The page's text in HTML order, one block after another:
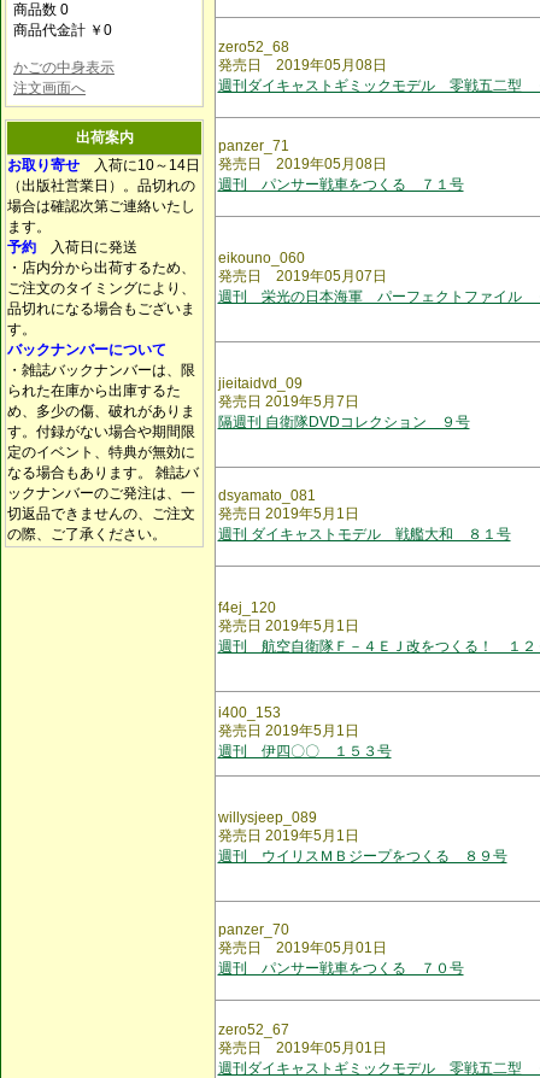
商品数 0
商品代金計 ￥0
かごの中身表示
注文画面へ
出荷案内
お取り寄せ 入荷に10～14日
（出版社営業日）。品切れの
場合は確認次第ご連絡いたし
ます。
予約 入荷日に発送
・店内分から出荷するため、
ご注文のタイミングにより、
品切れになる場合もございま
す。
バックナンバーについて
・雑誌バックナンバーは、限
られた在庫から出庫するた
め、多少の傷、破れがありま
す。付録がない場合や期間限
定のイベント、特典が無効に
なる場合もあります。 雑誌バ
ックナンバーのご発注は、一
切返品できませんの、ご注文
の際、ご了承ください。
zero52_68
発売日 2019年05月08日
週刊ダイキャストギミックモデル 零戦五二型
panzer_71
発売日 2019年05月08日
週刊 パンサー戦車をつくる ７１号
eikouno_060
発売日 2019年05月07日
週刊 栄光の日本海軍 パーフェクトファイル
jieitaidvd_09
発売日 2019年5月7日
隔週刊 自衛隊DVDコレクション ９号
dsyamato_081
発売日 2019年5月1日
週刊 ダイキャストモデル 戦艦大和 ８１号
f4ej_120
発売日 2019年5月1日
週刊 航空自衛隊Ｆ－４ＥＪ改をつくる！ １２
i400_153
発売日 2019年5月1日
週刊 伊四〇〇 １５３号
willysjeep_089
発売日 2019年5月1日
週刊 ウイリスＭＢジープをつくる ８９号
panzer_70
発売日 2019年05月01日
週刊 パンサー戦車をつくる ７０号
zero52_67
発売日 2019年05月01日
週刊ダイキャストギミックモデル 零戦五二型